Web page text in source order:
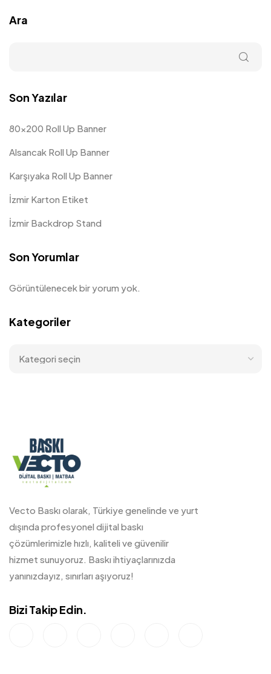
Ara
Son Yazılar
80×200 Roll Up Banner
Alsancak Roll Up Banner
Karşıyaka Roll Up Banner
İzmir Karton Etiket
İzmir Backdrop Stand
Son Yorumlar
Görüntülenecek bir yorum yok.
Kategoriler
Vecto Baskı olarak, Türkiye genelinde ve yurt
dışında profesyonel dijital baskı
çözümlerimizle hızlı, kaliteli ve güvenilir
hizmet sunuyoruz. Baskı ihtiyaçlarınızda
yanınızdayız, sınırları aşıyoruz!
Bizi Takip Edin.